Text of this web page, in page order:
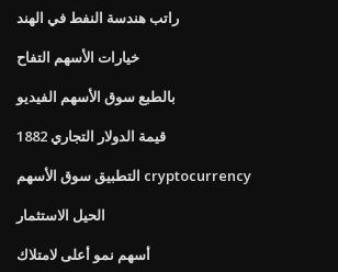
راتب هندسة النفط في الهند
خيارات الأسهم التفاح
بالطبع سوق الأسهم الفيديو
1882 قيمة الدولار التجاري
التطبيق سوق الأسهم cryptocurrency
الحيل الاستثمار
أسهم نمو أعلى لامتلاك